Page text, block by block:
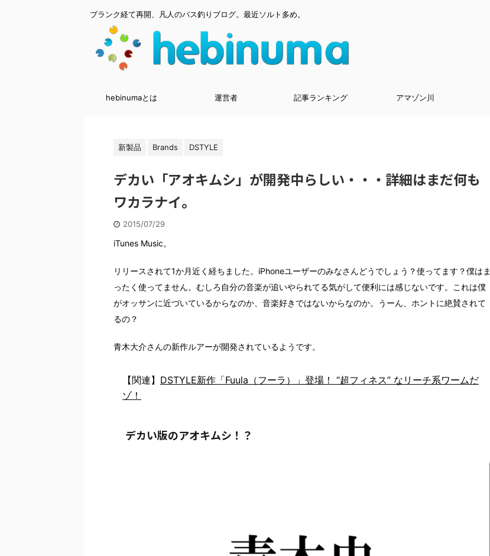
ブランク経て再開、凡人のバス釣りブログ。最近ソルト多め。
hebinumaとは 運営者 記事ランキング アマゾン川
新製品 Brands DSTYLE
デカい「アオキムシ」が開発中らしい・・・詳細はまだ何も
ワカラナイ。
2015/07/29
iTunes Music。
リリースされて1か月近く経ちました。iPhoneユーザーのみなさんどうでしょう？使ってます？僕はま
ったく使ってません。むしろ自分の音楽が追いやられてる気がして便利には感じないです。これは僕
がオッサンに近づいているからなのか、音楽好きではないからなのか。うーん、ホントに絶賛されて
るの？
青木大介さんの新作ルアーが開発されているようです。
【関連】 DSTYLE新作「Fuula（フーラ）」登場！ “超フィネス” なリーチ系ワームだ
ゾ！
デカい版のアオキムシ！？